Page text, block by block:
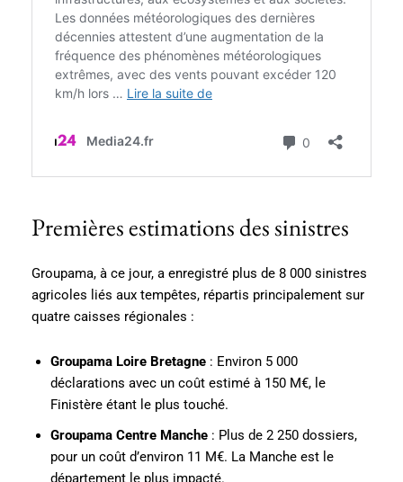
Premières estimations des sinistres
Groupama, à ce jour, a enregistré plus de 8 000 sinistres
agricoles liés aux tempêtes, répartis principalement sur
quatre caisses régionales :
Groupama Loire Bretagne : Environ 5 000
déclarations avec un coût estimé à 150 M€, le
Finistère étant le plus touché.
Groupama Centre Manche : Plus de 2 250 dossiers,
pour un coût d’environ 11 M€. La Manche est le
département le plus impacté.